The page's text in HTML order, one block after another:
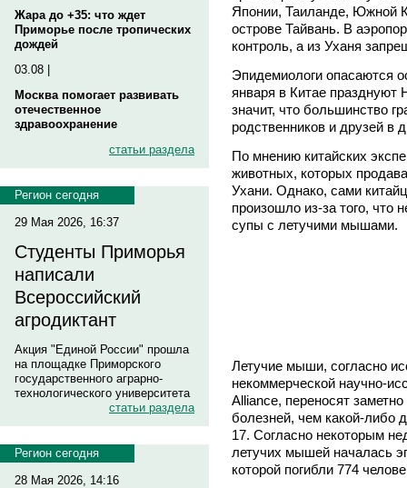
Жара до +35: что ждет
Приморье после тропических
дождей
03.08 |
Москва помогает развивать
отечественное
здравоохранение
статьи раздела
Регион сегодня
29 Мая 2026, 16:37
Студенты Приморья
написали
Всероссийский
агродиктант
Акция "Единой России" прошла
на площадке Приморского
государственного аграрно-
технологического университета
статьи раздела
Регион сегодня
28 Мая 2026, 14:16
Японии, Таиланде, Южной
острове Тайвань. В
контроль, а из Уханя
Эпидемиологи опасаются
января в Китае празднуют
значит, что большинство
родственников и друзей в
По мнению китайских
животных, которых
Ухани. Однако, сами
произошло из-за того, что
супы с летучими мышами.
Летучие мыши, согласно
некоммерческой научно-
Alliance, переносят
болезней, чем какой-либо
17. Согласно некоторым
летучих мышей началась
которой погибли 774